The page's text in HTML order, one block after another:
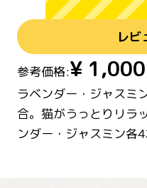
レビ
参考価格:¥ 1,000
ラベンダー・ジャスミ
合。猫がうっとりリラ
ンダー・ジャスミン各4